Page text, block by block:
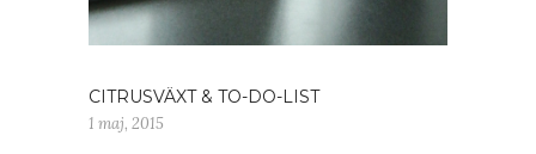
CITRUSVÄXT & TO-DO-LIST
1 maj, 2015